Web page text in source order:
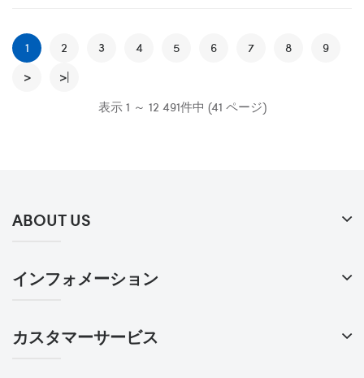
1 2 3 4 5 6 7 8
9
>
>|
表示 1 ～ 12 491件中 (41 ページ)
ABOUT US
インフォメーション
カスタマーサービス